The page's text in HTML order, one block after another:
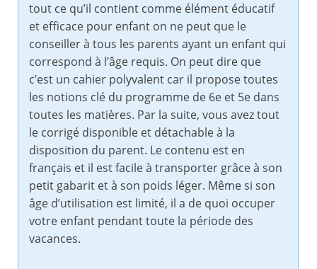
tout ce qu’il contient comme élément éducatif
et efficace pour enfant on ne peut que le
conseiller à tous les parents ayant un enfant qui
correspond à l’âge requis. On peut dire que
c’est un cahier polyvalent car il propose toutes
les notions clé du programme de 6e et 5e dans
toutes les matières. Par la suite, vous avez tout
le corrigé disponible et détachable à la
disposition du parent. Le contenu est en
français et il est facile à transporter grâce à son
petit gabarit et à son poids léger. Même si son
âge d’utilisation est limité, il a de quoi occuper
votre enfant pendant toute la période des
vacances.